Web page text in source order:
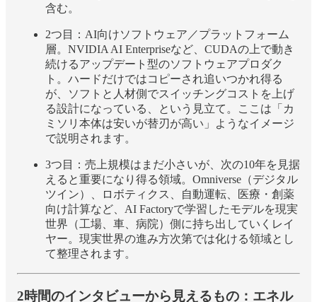
含む。
2つ目：AI向けソフトウェア／プラットフォーム
層。NVIDIA AI Enterpriseなど、CUDAの上で動き
続けるアップデート型のソフトウェアプロダク
ト。ハードだけではコピーされ追いつかれ得る
が、ソフトと人材側でスイッチングコストを上げ
る設計になっている、という見立て。ここは「カ
ミソリ本体は安いが替刃が高い」ようなイメージ
で説明されます。
3つ目：売上規模はまだ小さいが、次の10年を見据
えると重要になり得る領域。Omniverse（デジタル
ツイン）、ロボティクス、自動運転、医療・創薬
向け計算など、AI Factoryで学習したモデルを現実
世界（工場、車、病院）側に持ち出していくレイ
ヤー。現実世界の進み方次第では化ける領域とし
て整理されます。
2時間のインタビューから見えるもの：エネル